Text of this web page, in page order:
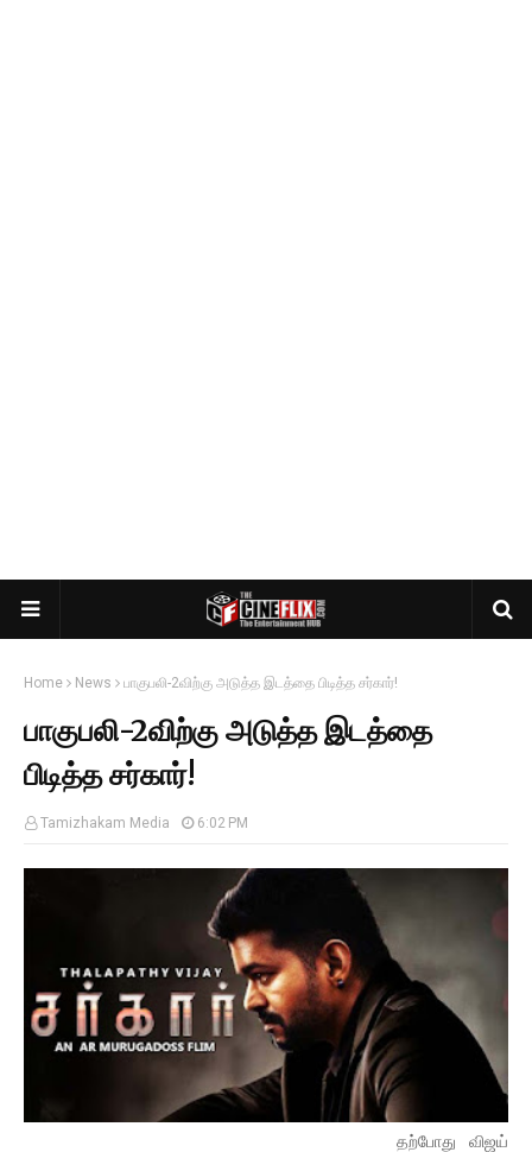
Home News பாகுபலி-2விற்கு அடுத்த இடத்தை பிடித்த சர்கார்!
பாகுபலி-2விற்கு அடுத்த இடத்தை
பிடித்த சர்கார்!
Tamizhakam Media 6:02 PM
தற்போது விஜய்